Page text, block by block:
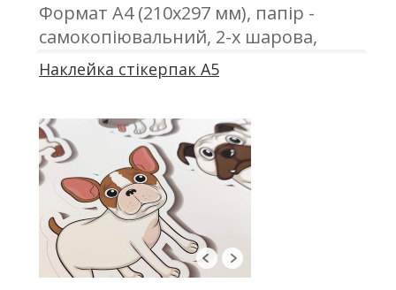
Формат А4 (210х297 мм), папір -
самокопіювальний, 2-х шарова,
офсетний друк, проклейка
Наклейка стікерпак А5